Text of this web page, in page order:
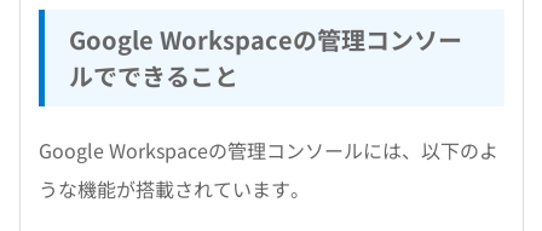
Google Workspaceの管理コンソー
ルでできること
Google Workspaceの管理コンソールには、以下のよ
うな機能が搭載されています。